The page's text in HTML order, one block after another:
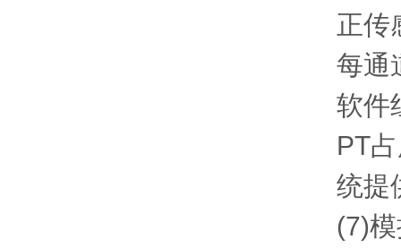
正传
每通
软件
PT
统提
(7)